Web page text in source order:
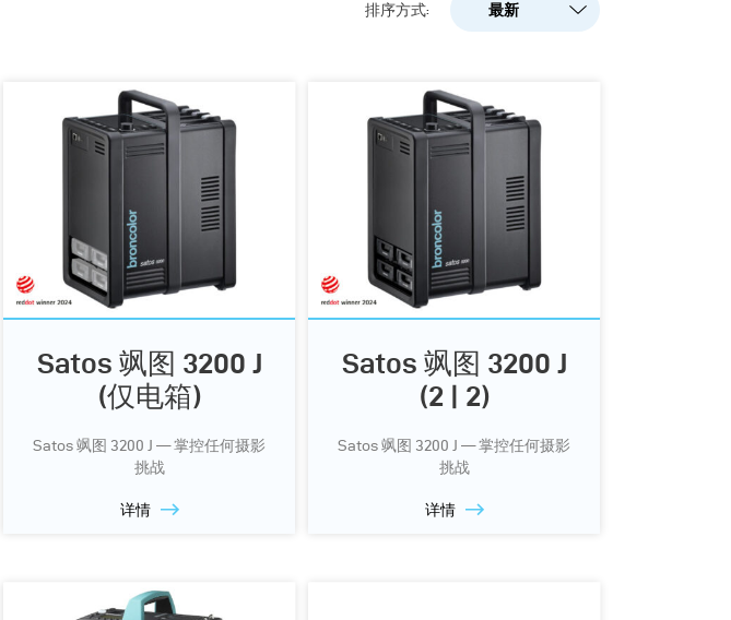
排序方式: 最新
最新
A-Z
Satos 飒图 3200 J
(仅电箱)
Satos 飒图 3200 J — 掌控任何摄影
挑战
详情
Satos 飒图 3200 J
(2 | 2)
Satos 飒图 3200 J — 掌控任何摄影
挑战
详情